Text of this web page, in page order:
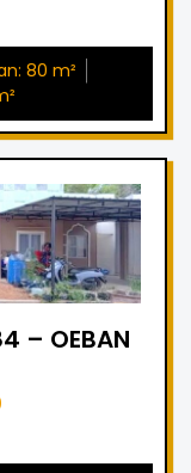
80 m²
– OEBAN